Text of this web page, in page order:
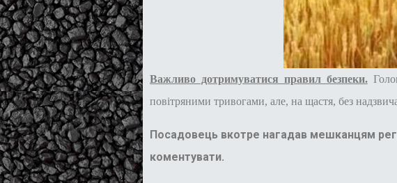
Важливо дотримуватися правил безпеки.
повітряними тривогами, але, на щастя, без
Посадовець вкотре нагадав мешканцям
коментувати.